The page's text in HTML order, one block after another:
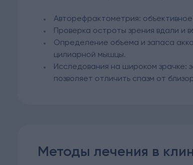
Авторефрактометрия:
Проверка остроты зрения вдали и
Определение объема и запаса
цилиарной мышцы.
Исследования на широком зрачке:
позволяет отличить спазм от
Методы лечения в